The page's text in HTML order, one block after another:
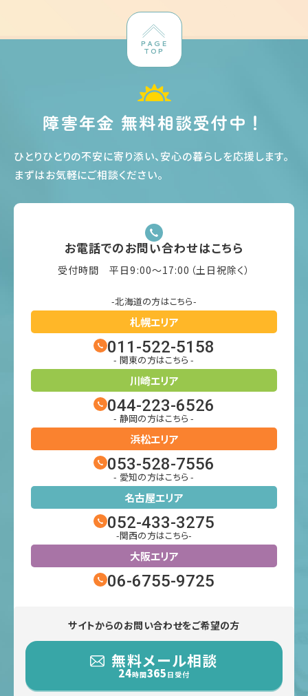
PAGE
TOP
障害年金 無料相談受付中！
ひとりひとりの不安に寄り添い、安心の暮らしを応援します。
まずはお気軽にご相談ください。
お電話でのお問い合わせはこちら
受付時間 平日9:00〜17:00（土日祝除く）
-北海道の方はこちら-
札幌エリア
011-522-5158
- 関東の方はこちら -
川崎エリア
044-223-6526
- 静岡の方はこちら -
浜松エリア
053-528-7556
- 愛知の方はこちら -
名古屋エリア
052-433-3275
-関西の方はこちら-
大阪エリア
06-6755-9725
サイトからのお問い合わせをご希望の方
無料メール相談
24時間365 日受付